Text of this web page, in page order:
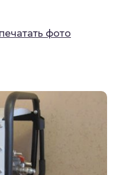
фото